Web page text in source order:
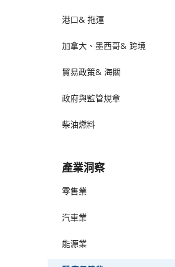
港口& 拖運
加拿大、墨西哥& 跨境
貿易政策& 海關
政府與監管規章
柴油燃料
產業洞察
零售業
汽車業
能源業